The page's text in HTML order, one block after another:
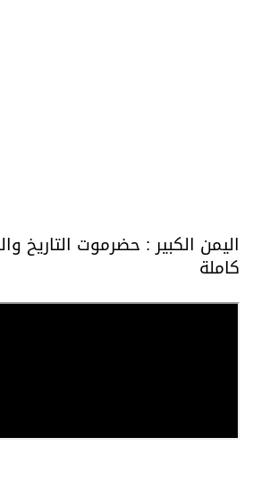
اليمن الكبير : حضرموت التاريخ
كاملة